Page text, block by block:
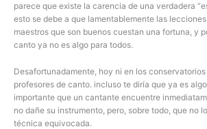
parece que existe la carencia de una verdadera
esto se debe a que lamentablemente las
maestros que son buenos cuestan una fortuna, y
canto ya no es algo para todos.
Desafortunadamente, hoy ni en los
profesores de canto. incluso te diría que ya es
importante que un cantante encuentre
no dañe su instrumento, pero, sobre todo, que no
técnica equivocada.